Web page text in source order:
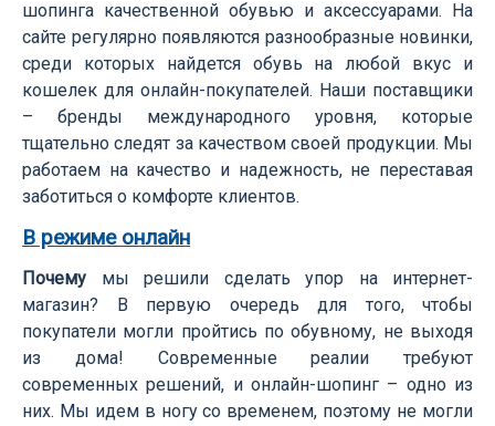
шопинга качественной обувью и аксессуарами. На
сайте регулярно появляются разнообразные новинки,
среди которых найдется обувь на любой вкус и
кошелек для онлайн-покупателей. Наши поставщики
– бренды международного уровня, которые
тщательно следят за качеством своей продукции. Мы
работаем на качество и надежность, не переставая
заботиться о комфорте клиентов.
В режиме онлайн
Почему мы решили сделать упор на интернет-
магазин? В первую очередь для того, чтобы
покупатели могли пройтись по обувному, не выходя
из дома! Современные реалии требуют
современных решений, и онлайн-шопинг – одно из
них. Мы идем в ногу со временем, поэтому не могли